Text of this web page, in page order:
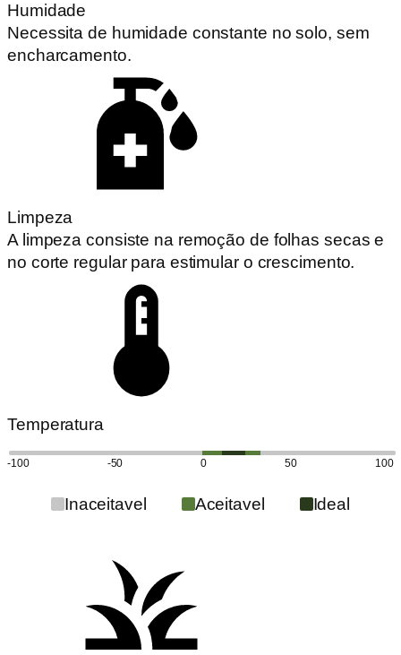
Humidade
Necessita de humidade constante no solo, sem
encharcamento.
Limpeza
A limpeza consiste na remoção de folhas secas e
no corte regular para estimular o crescimento.
Temperatura
-100 -50 0 50 100
Inaceitavel Aceitavel Ideal